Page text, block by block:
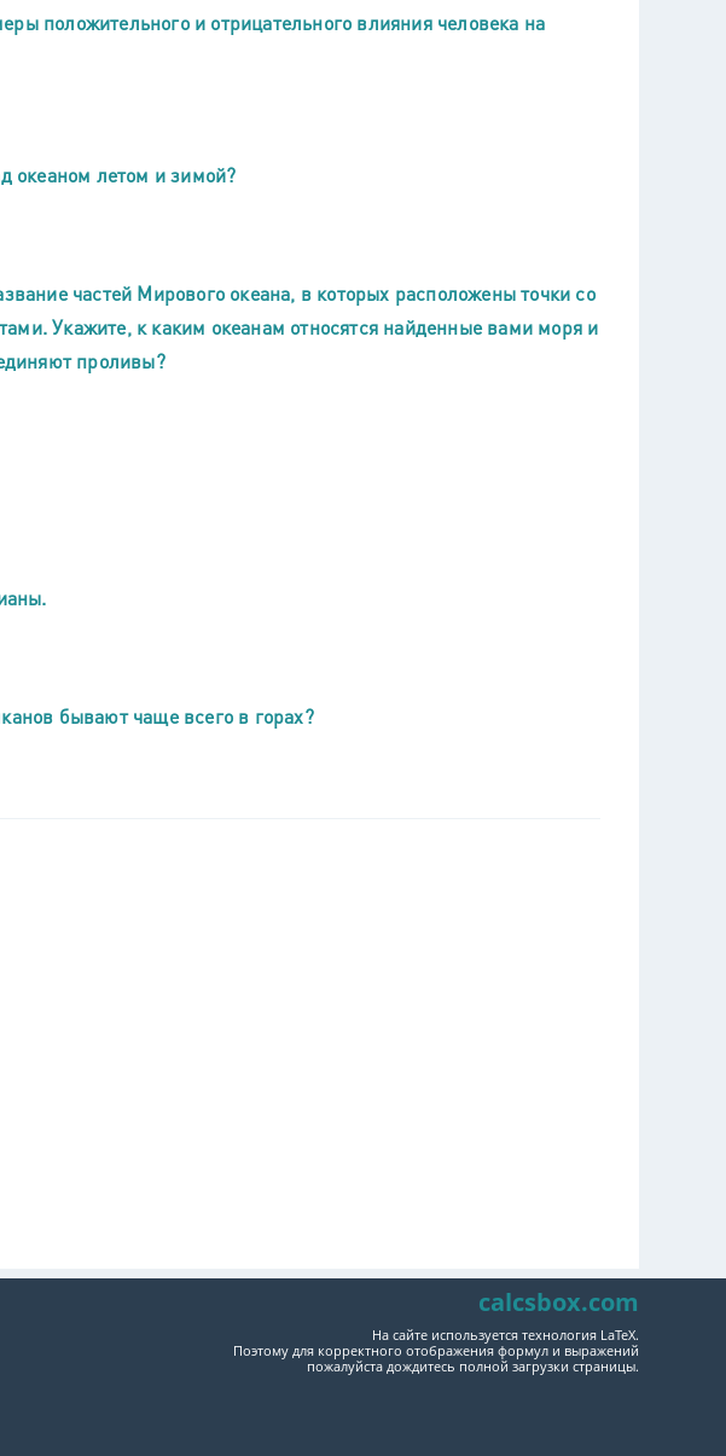
положительного и отрицательного влияния человека на
океаном летом и зимой?
частей Мирового океана, в которых расположены точки со
Укажите, к каким океанам относятся найденные вами моря и
проливы?
бывают чаще всего в горах?
calcsbox.com
На сайте используется технология LaTeX.
Поэтому для корректного отображения формул и выражений
пожалуйста дождитесь полной загрузки страницы.